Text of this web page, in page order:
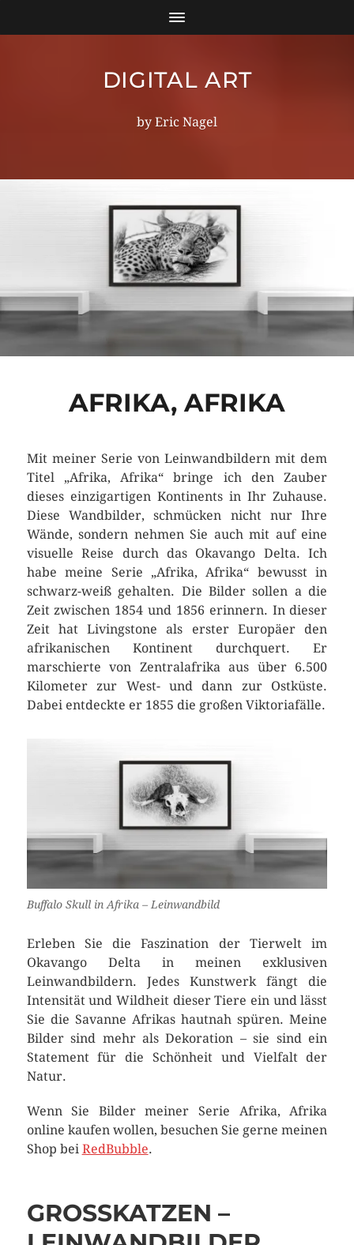
DIGITAL ART
by Eric Nagel
AFRIKA, AFRIKA
Mit meiner Serie von Leinwandbildern mit dem
Titel „Afrika, Afrika“ bringe ich den Zauber
dieses einzigartigen Kontinents in Ihr Zuhause.
Diese Wandbilder, schmücken nicht nur Ihre
Wände, sondern nehmen Sie auch mit auf eine
visuelle Reise durch das Okavango Delta. Ich
habe meine Serie „Afrika, Afrika“ bewusst in
schwarz-weiß gehalten. Die Bilder sollen a die
Zeit zwischen 1854 und 1856 erinnern. In dieser
Zeit hat Livingstone als erster Europäer den
afrikanischen Kontinent durchquert. Er
marschierte von Zentralafrika aus über 6.500
Kilometer zur West- und dann zur Ostküste.
Dabei entdeckte er 1855 die großen Viktoriafälle.
Buffalo Skull in Afrika – Leinwandbild
Erleben Sie die Faszination der Tierwelt im
Okavango Delta in meinen exklusiven
Leinwandbildern. Jedes Kunstwerk fängt die
Intensität und Wildheit dieser Tiere ein und lässt
Sie die Savanne Afrikas hautnah spüren. Meine
Bilder sind mehr als Dekoration – sie sind ein
Statement für die Schönheit und Vielfalt der
Natur.
Wenn Sie Bilder meiner Serie Afrika, Afrika
online kaufen wollen, besuchen Sie gerne meinen
Shop bei RedBubble.
GROSSKATZEN – L